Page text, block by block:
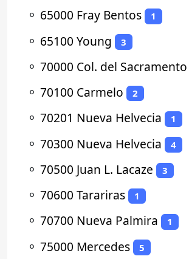
⚬ 65000 Fray Bentos 1
⚬ 65100 Young 3
⚬ 70000 Col. del Sacramento
⚬ 70100 Carmelo 2
⚬ 70201 Nueva Helvecia 1
⚬ 70300 Nueva Helvecia 4
⚬ 70500 Juan L. Lacaze 3
⚬ 70600 Tarariras 1
⚬ 70700 Nueva Palmira 1
⚬ 75000 Mercedes 5